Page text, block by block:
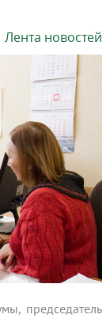
Лента новостей
председатель